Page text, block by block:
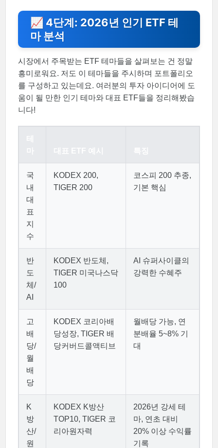
📈 4단계: 2026년 인기 ETF 테
마 분석
시장에서 주목받는 ETF 테마들을 살펴보는 건 정말
흥미로워요. 저도 이 테마들을 주시하며 포트폴리오
를 구성하고 있는데요. 여러분의 투자 아이디어에 도
움이 될 만한 인기 테마와 대표 ETF들을 정리해봤습
니다!
국
내
대
표
지
수
KODEX 200,
TIGER 200
코스피 200 추종,
기본 핵심
반
도
체/
AI
KODEX 반도체,
TIGER 미국나스닥
100
AI 슈퍼사이클의
강력한 수혜주
고
배
당/
월
배
당
KODEX 코리아배
당성장, TIGER 배
당커버드콜액티브
월배당 가능, 연
분배율 5~8% 기
대
K
방
산/
원
KODEX K방산
TOP10, TIGER 코
리아원자력
2026년 강세 테
마, 연초 대비
20% 이상 수익률
기록